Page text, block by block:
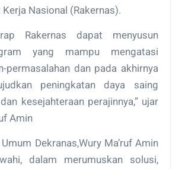
Nasional (Rakernas).
Rakernas dapat menyusun
yang mampu mengatasi
permasalahan dan pada akhirnya
peningkatan daya saing
kesejahteraan perajinnya,” ujar
Amin
Dekranas,Wury Ma’ruf Amin
dalam merumuskan solusi,